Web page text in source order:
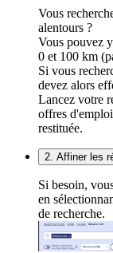
Vous
alentours ?
Vous pouvez
0 et 100 km
Si vous
devez alors
Lancez votre
offres
restituée.
2. Affiner les
Si besoin,
en
de recherche.